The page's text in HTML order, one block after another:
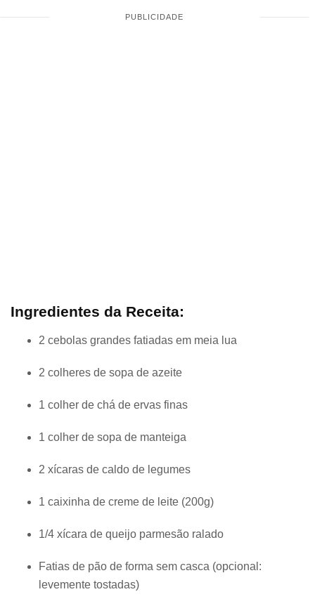
Ingredientes da Receita:
2 cebolas grandes fatiadas em meia lua
2 colheres de sopa de azeite
1 colher de chá de ervas finas
1 colher de sopa de manteiga
2 xícaras de caldo de legumes
1 caixinha de creme de leite (200g)
1/4 xícara de queijo parmesão ralado
Fatias de pão de forma sem casca (opcional:
levemente tostadas)